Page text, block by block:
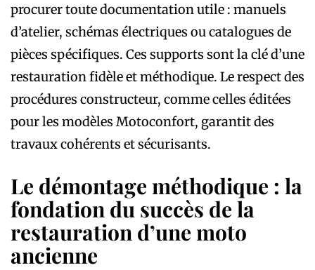
procurer toute documentation utile : manuels
d’atelier, schémas électriques ou catalogues de
pièces spécifiques. Ces supports sont la clé d’une
restauration fidèle et méthodique. Le respect des
procédures constructeur, comme celles éditées
pour les modèles Motoconfort, garantit des
travaux cohérents et sécurisants.
Le démontage méthodique : la
fondation du succès de la
restauration d’une moto
ancienne